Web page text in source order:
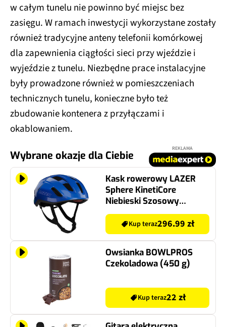
w całym tunelu nie powinno być miejsc bez
zasięgu. W ramach inwestycji wykorzystane zostały
również tradycyjne anteny telefonii komórkowej
dla zapewnienia ciągłości sieci przy wjeździe i
wyjeździe z tunelu. Niezbędne prace instalacyjne
były prowadzone również w pomieszczeniach
technicznych tunelu, konieczne było też
zbudowanie kontenera z przyłączami i
okablowaniem.
Wybrane okazje dla Ciebie
REKLAMA
Kask rowerowy LAZER
Sphere KinetiCore
Niebieski Szosowy
(rozmiar M)
Kup teraz296.99 zł
Owsianka BOWLPROS
Czekoladowa (450 g)
Kup teraz22 zł